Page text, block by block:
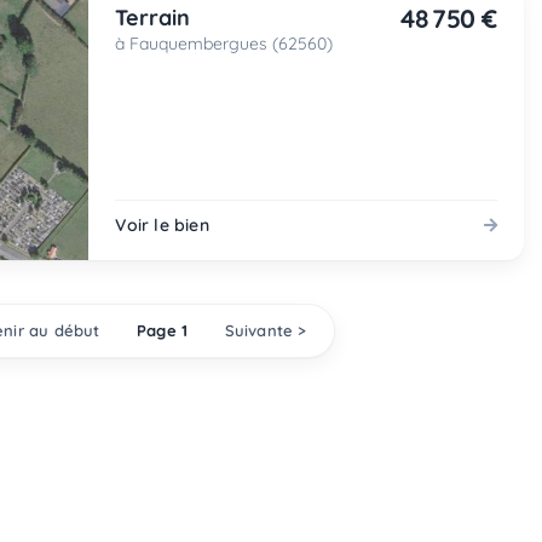
Terrain
à Fauquembergues (62560)
48 750 €
Voir le bien
au début Page 1 Suivante >